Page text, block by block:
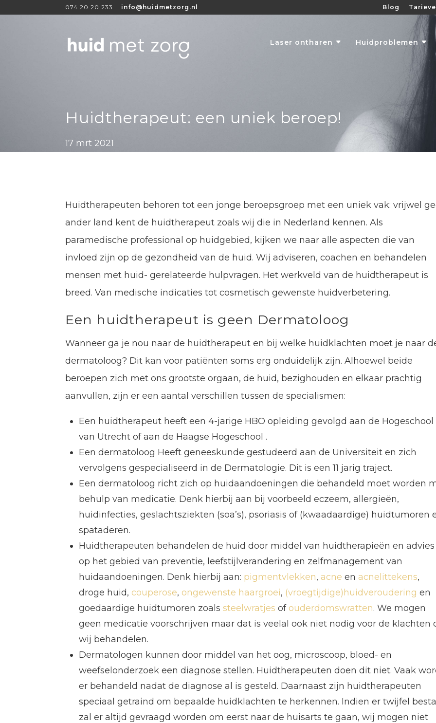
074 20 20 233 info@huidmetzorg.nl Blog
Laser ontharen Huidproblemen
Huidtherapeut: een uniek beroep!
17 mrt 2021
Huidtherapeuten behoren tot een jonge beroepsgroep met een uniek vak: vrijwel
ander land kent de huidtherapeut zoals wij die in Nederland kennen. Als
paramedische professional op huidgebied, kijken we naar alle aspecten die van
invloed zijn op de gezondheid van de huid. Wij adviseren, coachen en behandelen
mensen met huid- gerelateerde hulpvragen. Het werkveld van de huidtherapeut is
breed. Van medische indicaties tot cosmetisch gewenste huidverbetering.
Een huidtherapeut is geen Dermatoloog
Wanneer ga je nou naar de huidtherapeut en bij welke huidklachten moet je naar
dermatoloog? Dit kan voor patiënten soms erg onduidelijk zijn. Alhoewel beide
beroepen zich met ons grootste orgaan, de huid, bezighouden en elkaar prachtig
aanvullen, zijn er een aantal verschillen tussen de specialismen:
Een huidtherapeut heeft een 4-jarige HBO opleiding gevolgd aan de Hogeschool
van Utrecht of aan de Haagse Hogeschool .
Een dermatoloog Heeft geneeskunde gestudeerd aan de Universiteit en zich
vervolgens gespecialiseerd in de Dermatologie. Dit is een 11 jarig traject.
Een dermatoloog richt zich op huidaandoeningen die behandeld moet worden
behulp van medicatie. Denk hierbij aan bij voorbeeld eczeem, allergieën,
huidinfecties, geslachtsziekten (soa’s), psoriasis of (kwaadaardige) huidtumoren
spataderen.
Huidtherapeuten behandelen de huid door middel van huidtherapieën en advies
op het gebied van preventie, leefstijlverandering en zelfmanagement van
huidaandoeningen. Denk hierbij aan: pigmentvlekken, acne en acnelittekens,
droge huid,couperose,ongewenste haargroei, (vroegtijdige)huidveroudering en
goedaardige huidtumoren zoalssteelwratjes ofouderdomswratten. We mogen
geen medicatie voorschrijven maar dat is veelal ook niet nodig voor de klachten
wij behandelen.
Dermatologen kunnen door middel van het oog, microscoop, bloed- en
weefselonderzoek een diagnose stellen. Huidtherapeuten doen dit niet. Vaak
er behandeld nadat de diagnose al is gesteld. Daarnaast zijn huidtherapeuten
speciaal getraind om bepaalde huidklachten te herkennen. Indien er twijfel
zal er altijd gevraagd worden om eerst naar de huisarts te gaan, wij mogen niet